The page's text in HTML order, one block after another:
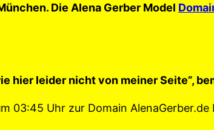
Die Alena Gerber Model
hier leider nicht von meiner Seite”,
03:45 Uhr zur Domain